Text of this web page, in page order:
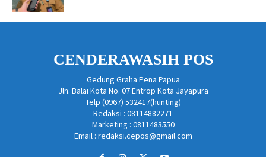
CENDERAWASIH POS
Gedung Graha Pena Papua
Jln. Balai Kota No. 07 Entrop Kota Jayapura
Telp (0967) 532417(hunting)
Redaksi : 08114882271
Marketing : 0811483550
Email : redaksi.cepos@gmail.com